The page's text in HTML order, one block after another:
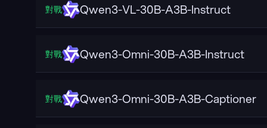
對戰 Qwen3-VL-30B-A3B-Instruct
對戰 Qwen3-Omni-30B-A3B-Instruct
對戰 Qwen3-Omni-30B-A3B-Captioner